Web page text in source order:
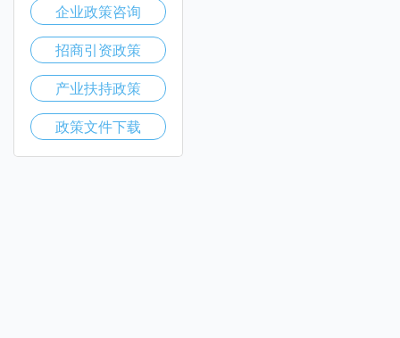
企业政策咨询
招商引资政策
产业扶持政策
政策文件下载